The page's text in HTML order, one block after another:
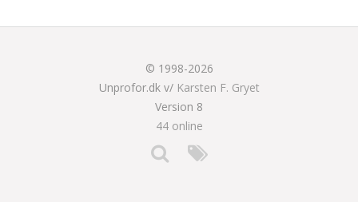
© 1998-2026
Unprofor.dk v/ Karsten F. Gryet
Version 8
44 online